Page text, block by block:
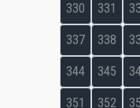
330 331
337 338
344 345
351 352